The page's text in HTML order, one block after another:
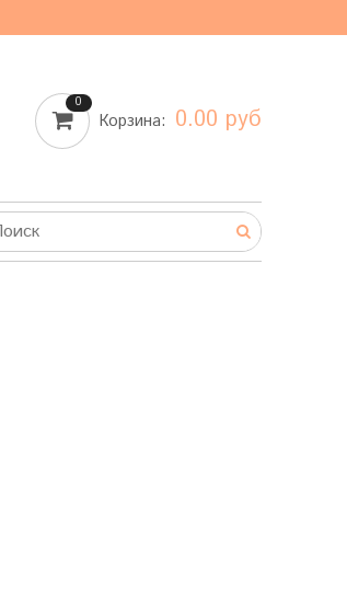
0
Корзина: 0.00 руб